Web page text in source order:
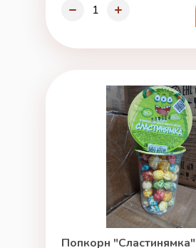
Попкорн